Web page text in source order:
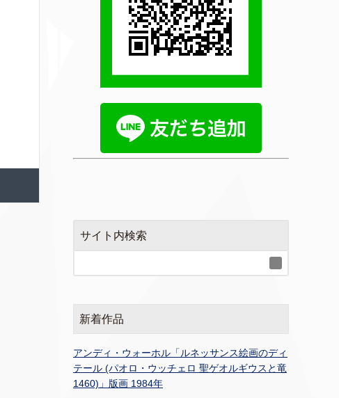
サイト内検索
新着作品
アンディ・ウォーホル「ルネッサンス絵画のディ
テール (パオロ・ウッチェロ 聖ゲオルギウスと竜
1460)」版画 1984年